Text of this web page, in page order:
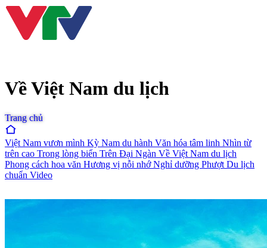
Về Việt Nam du lịch
Trang chủ
Việt Nam vươn mình Kỳ Nam du hành Văn hóa tâm linh Nhìn từ
trên cao Trong lòng biển Trên Đại Ngàn Về Việt Nam du lịch
Phong cách hoa văn Hương vị nỗi nhớNghỉ dưỡng Phượt Du lịch
chuẩn Video